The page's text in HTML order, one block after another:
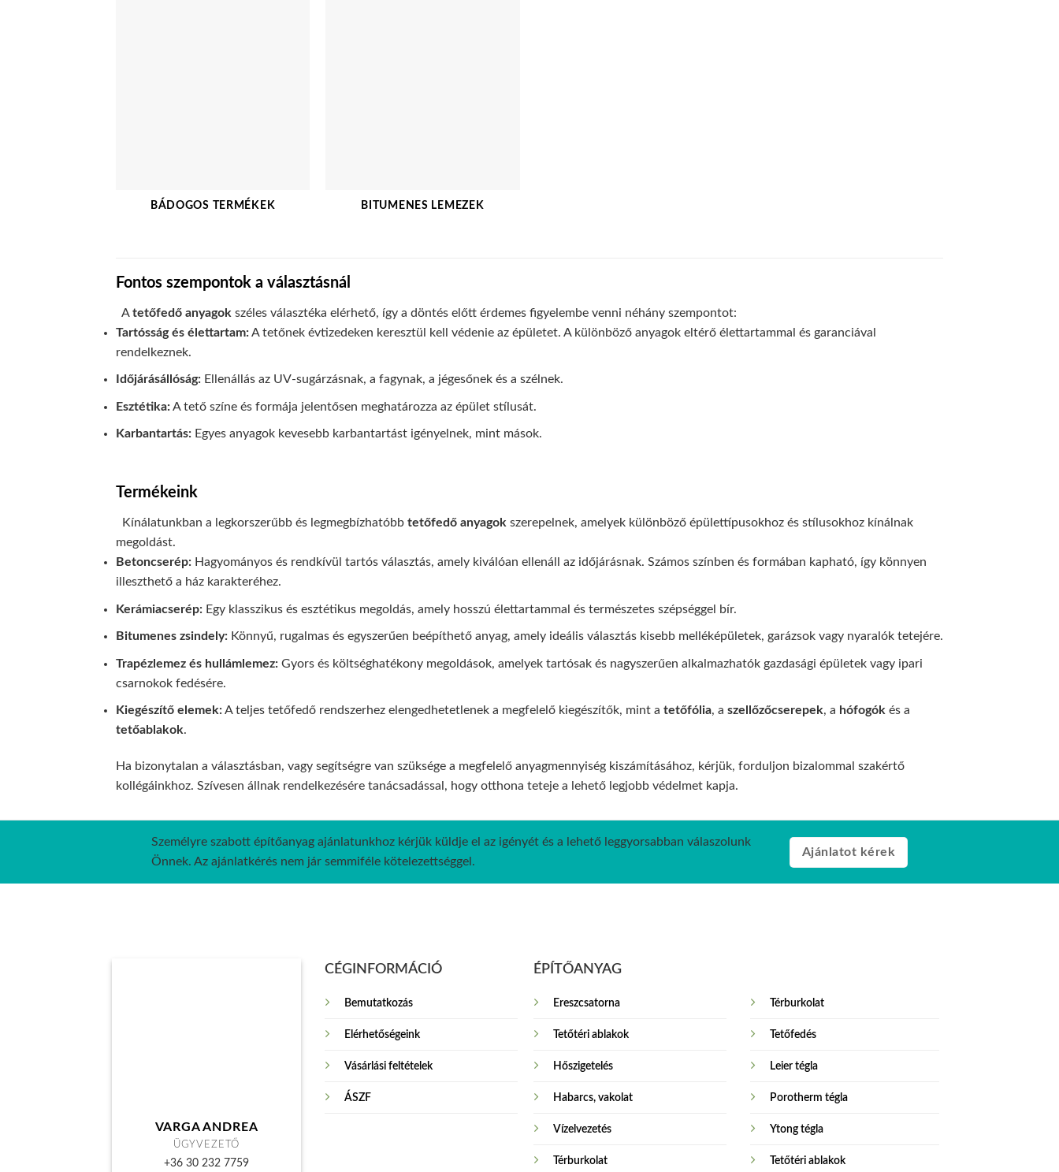
BÁDOGOS TERMÉKEK BITUMENES LEMEZEK
Fontos szempontok a választásnál
Atetőfedő anyagok széles választéka elérhető, így a döntés előtt érdemes figyelembe venni néhány szempontot:
Tartósság és élettartam:A tetőnek évtizedeken keresztül kell védenie az épületet. A különböző anyagok eltérő élettartammal és garanciával
rendelkeznek.
Időjárásállóság: Ellenállás az UV-sugárzásnak, a fagynak, a jégesőnek és a szélnek.
Esztétika:A tető színe és formája jelentősen meghatározza az épület stílusát.
Karbantartás: Egyes anyagok kevesebb karbantartást igényelnek, mint mások.
Termékeink
Kínálatunkban a legkorszerűbb és legmegbízhatóbb tetőfedő anyagok szerepelnek, amelyek különböző épülettípusokhoz és stílusokhoz kínálnak
megoldást.
Betoncserép: Hagyományos és rendkívül tartós választás, amely kiválóan ellenáll az időjárásnak. Számos színben és formában kapható, így könnyen
illeszthető a ház karakteréhez.
Kerámiacserép: Egy klasszikus és esztétikus megoldás, amely hosszú élettartammal és természetes szépséggel bír.
Bitumenes zsindely: Könnyű, rugalmas és egyszerűen beépíthető anyag, amely ideális választás kisebb melléképületek, garázsok vagy nyaralók tetejére.
Trapézlemez és hullámlemez: Gyors és költséghatékony megoldások, amelyek tartósak és nagyszerűen alkalmazhatók gazdasági épületek vagy ipari
csarnokok fedésére.
Kiegészítő elemek:A teljes tetőfedő rendszerhez elengedhetetlenek a megfelelő kiegészítők, mint a tetőfólia, a szellőzőcserepek, a hófogók és a
tetőablakok.
Ha bizonytalan a választásban, vagy segítségre van szüksége a megfelelő anyagmennyiség kiszámításához, kérjük, forduljon bizalommal szakértő
kollégáinkhoz. Szívesen állnak rendelkezésére tanácsadással, hogy otthona teteje a lehető legjobb védelmet kapja.
Személyre szabott építőanyag ajánlatunkhoz kérjük küldje el az igényét és a lehető leggyorsabban válaszolunk
Önnek. Az ajánlatkérés nem jár semmiféle kötelezettséggel.
Ajánlatot kérek
VARGA ANDREA
ÜGYVEZETŐ
+36 30 232 7759
CÉGINFORMÁCIÓ
Bemutatkozás
Elérhetőségeink
Vásárlási feltételek
ÁSZF
ÉPÍTŐANYAG
Ereszcsatorna
Tetőtéri ablakok
Hőszigetelés
Habarcs, vakolat
Vízelvezetés
Térburkolat
Térburkolat
Tetőfedés
Leier tégla
Porotherm tégla
Ytong tégla
Tetőtéri ablakok